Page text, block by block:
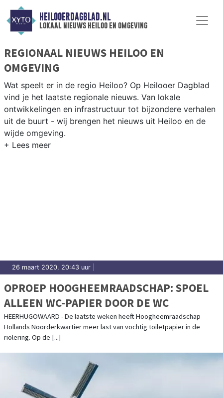
HEILOOERDAGBLAD.NL
lokaal nieuws heiloo en omgeving
REGIONAAL NIEUWS HEILOO EN
OMGEVING
Wat speelt er in de regio Heiloo? Op Heilooer Dagblad
vind je het laatste regionale nieuws. Van lokale
ontwikkelingen en infrastructuur tot bijzondere verhalen
uit de buurt - wij brengen het nieuws uit Heiloo en de
wijde omgeving.
26 maart 2020, 20:43 uur
OPROEP HOOGHEEMRAADSCHAP: SPOEL
ALLEEN WC-PAPIER DOOR DE WC
HEERHUGOWAARD - De laatste weken heeft Hoogheemraadschap
Hollands Noorderkwartier meer last van vochtig toiletpapier in de
riolering. Op de [...]